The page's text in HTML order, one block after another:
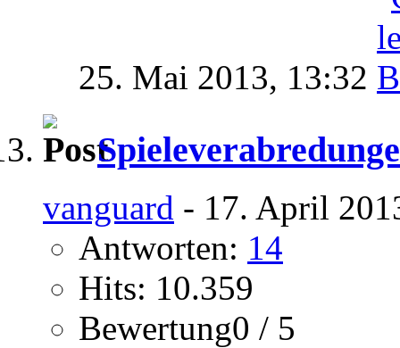
25. Mai 2013, 13:32
vanguard - 17. April
Antworten: 14
Hits: 10.359
Bewertung0 / 5